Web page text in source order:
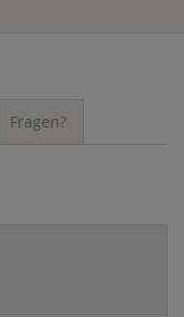
Fragen?